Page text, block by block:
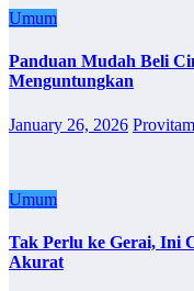
Umum
Panduan Mudah Beli
Menguntungkan
January 26, 2026
Umum
Tak Perlu ke Gerai, Ini
Akurat